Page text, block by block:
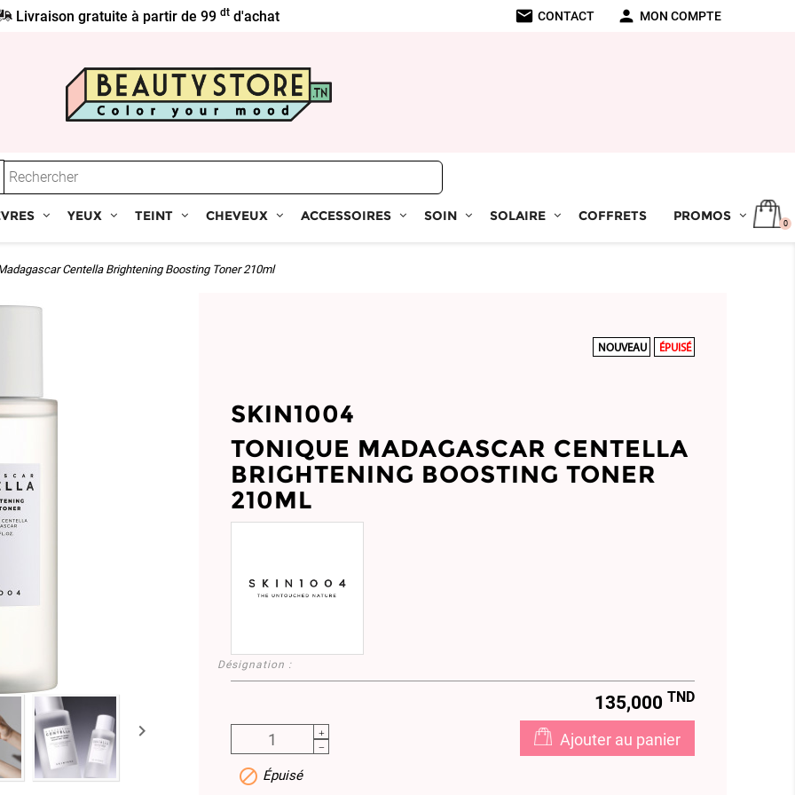
Livraison gratuite à partir de 99dt d'achat mail CONTACT person MON COMPTE
YEUX TEINT CHEVEUX ACCESSOIRES SOIN SOLAIRE COFFRETS PROMOS 0
Centella Brightening Boosting Toner 210ml

NOUVEAU ÉPUISÉ
SKIN1004
TONIQUE MADAGASCAR CENTELLA
BRIGHTENING BOOSTING TONER
210ML
Désignation :
135,000 TND
Ajouter au panier
 Épuisé